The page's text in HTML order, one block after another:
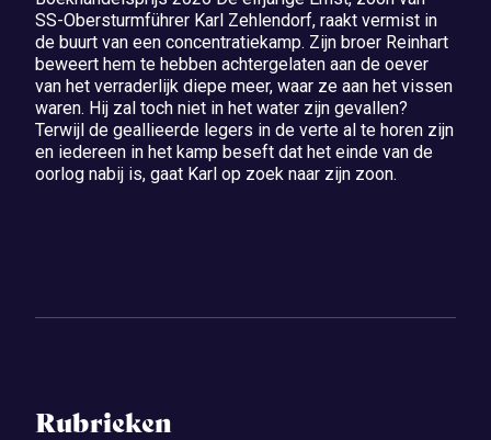
SS-Obersturmführer Karl Zehlendorf, raakt vermist in
de buurt van een concentratiekamp. Zijn broer Reinhart
beweert hem te hebben achtergelaten aan de oever
van het verraderlijk diepe meer, waar ze aan het vissen
waren. Hij zal toch niet in het water zijn gevallen?
Terwijl de geallieerde legers in de verte al te horen zijn
en iedereen in het kamp beseft dat het einde van de
oorlog nabij is, gaat Karl op zoek naar zijn zoon.
Rubrieken